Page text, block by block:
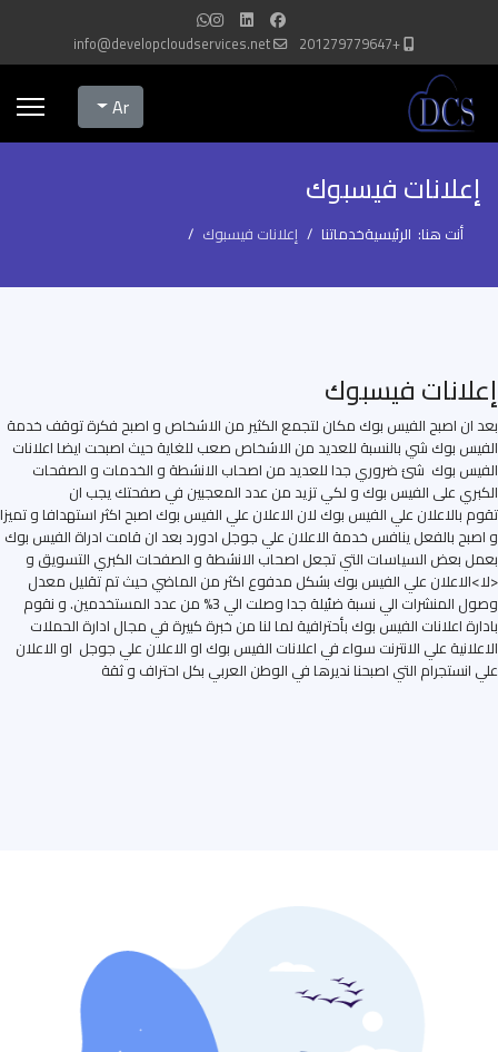
+201279779647
info@developcloudservices.net
Select your language
Ar
إعلانات فيسبوك
أنت هنا: الرئيسيةخدماتنا إعلانات فيسبوك
إعلانات فيسبوك
بعد ان اصبح الفيس بوك مكان لتجمع الكثير من الاشخاص و اصبح فكرة توقف خدمة
الفيس بوك شي بالنسبة للعديد من الاشخاص صعب للغاية حيث اصبحت ايضا اعلانات
الفيس بوك شئ ضروري جدا للعديد من اصحاب الانشطة و الخدمات و الصفحات
الكبري على الفيس بوك و لكي تزيد من عدد المعجبين في صفحتك يجب ان
تقوم بالاعلان علي الفيس بوك لان الاعلان علي الفيس بوك اصبح اكثر استهدافا و تميزا
و اصبح بالفعل ينافس خدمة الاعلان علي جوجل ادورد بعد ان قامت ادراة الفيس بوك
بعمل بعض السياسات التي تجعل اصحاب الانشطة و الصفحات الكبري التسويق و
<لا>الاعلان علي الفيس بوك بشكل مدفوع اكثر من الماضي حيث تم تقليل معدل
وصول المنشرات الي نسبة ضئيلة جدا وصلت الي 3% من عدد المستخدمين. و نقوم
بادارة اعلانات الفيس بوك بأحترافية لما لنا من خبرة كبيرة في مجال ادارة الحملات
الاعلانية علي الانترنت سواء في اعلانات الفيس بوك او الاعلان علي جوجل او الاعلان
علي انستجرام التي اصبحنا نديرها في الوطن العربي بكل احتراف و ثقة